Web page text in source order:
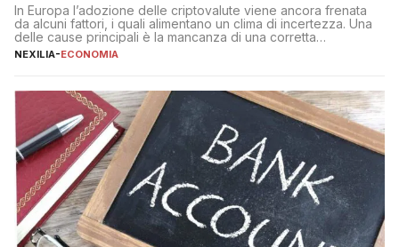
In Europa l’adozione delle criptovalute viene ancora frenata
da alcuni fattori, i quali alimentano un clima di incertezza. Una
delle cause principali è la mancanza di una corretta
educazione finanziaria, che impedisce ad una larga parte della
sulle criptovalute: […]
NEXILIA-ECONOMIA